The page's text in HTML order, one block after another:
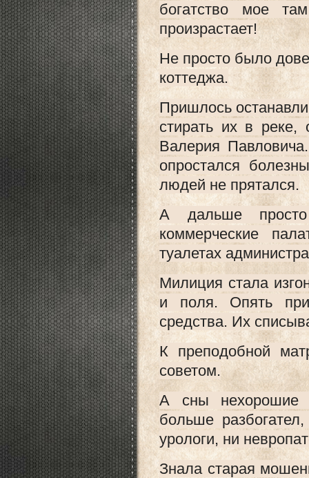
богатство мое
произрастает!
Не просто было
коттеджа.
Пришлось
стирать их в реке,
Валерия
опростался
людей не прятался.
А дальше просто
коммерческие
туалетах
Милиция стала
и поля. Опять
средства. Их
К преподобной
советом.
А сны нехорошие
больше
урологи, ни
Знала старая